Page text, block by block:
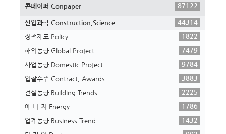
콘페이퍼 Conpaper 87122
산업과학 Construction,Science
44314
정책제도 Policy
1822
해외동향 Global Project
7479
사업동향 Domestic Project
9784
입찰수주 Contract, Awards
3883
건설동향 Building Trends
2225
에 너 지 Energy
1786
업계동향 Business Trend
1432